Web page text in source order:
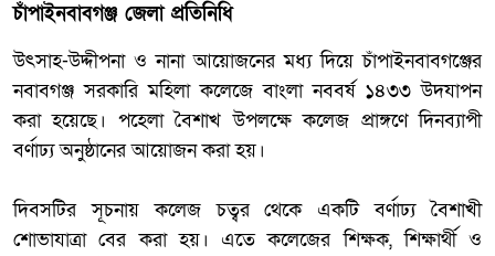
চাঁপাইনবাবগঞ্জ জেলা প্রতিনিধি
উৎসাহ-উদ্দীপনা ও নানা আয়োজনের মধ্য দিয়ে চাঁপাইনবাবগঞ্জের
নবাবগঞ্জ সরকারি মহিলা কলেজে বাংলা নববর্ষ ১৪৩৩ উদযাপন
করা হয়েছে। পহেলা বৈশাখ উপলক্ষে কলেজ প্রাঙ্গণে দিনব্যাপী
বর্ণাঢ্য অনুষ্ঠানের আয়োজন করা হয়।
​দিবসটির সূচনায় কলেজ চত্বর থেকে একটি বর্ণাঢ্য বৈশাখী
শোভাযাত্রা বের করা হয়। এতে কলেজের শিক্ষক, শিক্ষার্থী ও